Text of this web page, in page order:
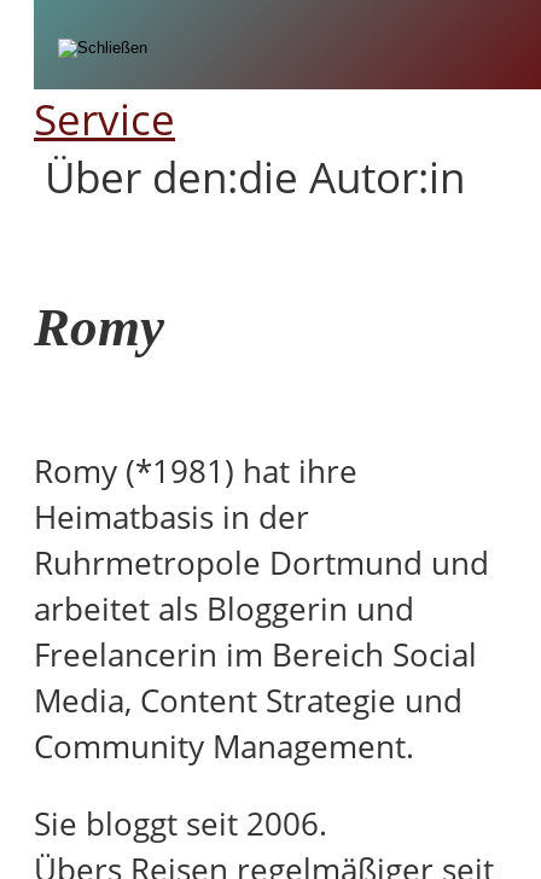
Service
Über den:die Autor:in
Romy
Romy (*1981) hat ihre
Heimatbasis in der
Ruhrmetropole Dortmund und
arbeitet als Bloggerin und
Freelancerin im Bereich Social
Media, Content Strategie und
Community Management.
Sie bloggt seit 2006.
Übers Reisen regelmäßiger seit